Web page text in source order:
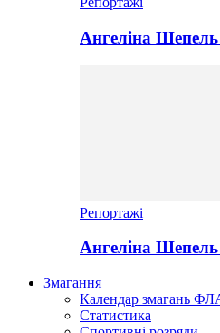
Ангеліна Шепель
Репортажі
Ангеліна Шепель
Змагання
Календар змагань
Статистика